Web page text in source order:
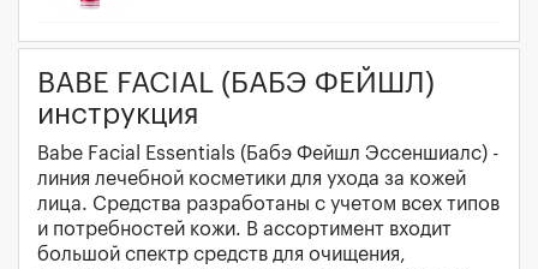
BABE FACIAL (БАБЭ ФЕЙШЛ)
инструкция
Babe Facial Essentials (Бабэ Фейшл Эссеншиалс) -
линия лечебной косметики для ухода за кожей
лица. Средства разработаны с учетом всех типов
и потребностей кожи. В ассортимент входит
большой спектр средств для очищения,